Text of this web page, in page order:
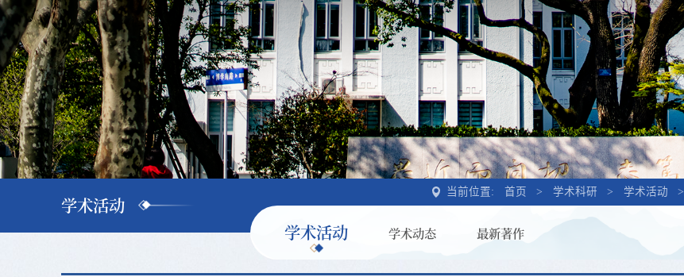
组织机构
专业设置
联系方式
通知公告
管理支撑
荣休教师
学术动态
最新著作
学术活动
当前位置: 首页 > 学术科研 > 学术活动 >
学术活动 学术动态 最新著作